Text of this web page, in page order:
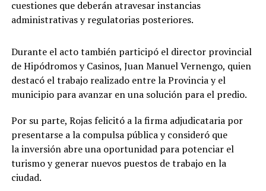
cuestiones que deberán atravesar instancias
administrativas y regulatorias posteriores.
Durante el acto también participó el director provincial
de Hipódromos y Casinos, Juan Manuel Vernengo, quien
destacó el trabajo realizado entre la Provincia y el
municipio para avanzar en una solución para el predio.
Por su parte, Rojas felicitó a la firma adjudicataria por
presentarse a la compulsa pública y consideró que
la inversión abre una oportunidad para potenciar el
turismo y generar nuevos puestos de trabajo en la
ciudad.